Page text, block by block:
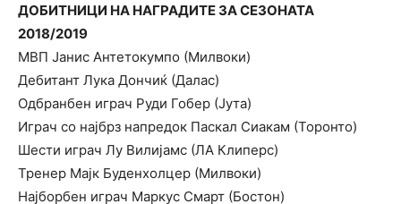
ДОБИТНИЦИ НА НАГРАДИТЕ ЗА СЕЗОНАТА
2018/2019
МВП Јанис Антетокумпо (Милвоки)
Дебитант Лука Дончиќ (Далас)
Одбранбен играч Руди Гобер (Јута)
Играч со најбрз напредок Паскал Сиакам (Торонто)
Шести играч Лу Вилијамс (ЛА Клиперс)
Тренер Мајк Буденхолцер (Милвоки)
Најборбен играч Маркус Смарт (Бостон)